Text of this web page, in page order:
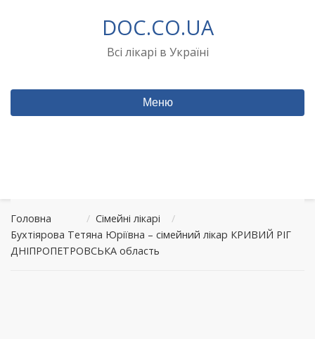
DOC.CO.UA
Всі лікарі в Україні
Меню
Головна / Сімейні лікарі
/
Бухтіярова Тетяна Юріївна – сімейний лікар КРИВИЙ РІГ
ДНІПРОПЕТРОВСЬКА область